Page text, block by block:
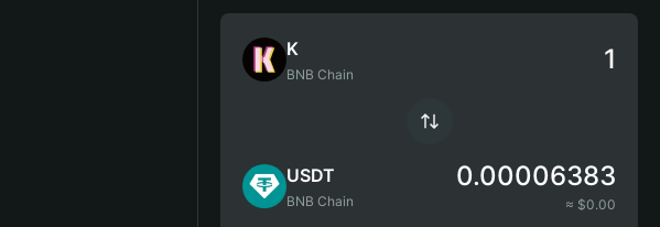
K
BNB Chain
USDT
BNB Chain
0.00006383
≈ $0.00